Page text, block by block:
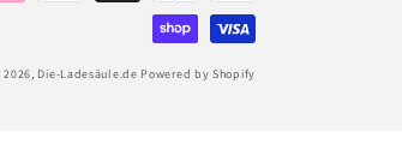
Die-Ladesäule.de Powered by Shopify